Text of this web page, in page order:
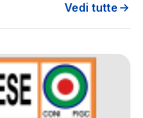
Vedi tutte